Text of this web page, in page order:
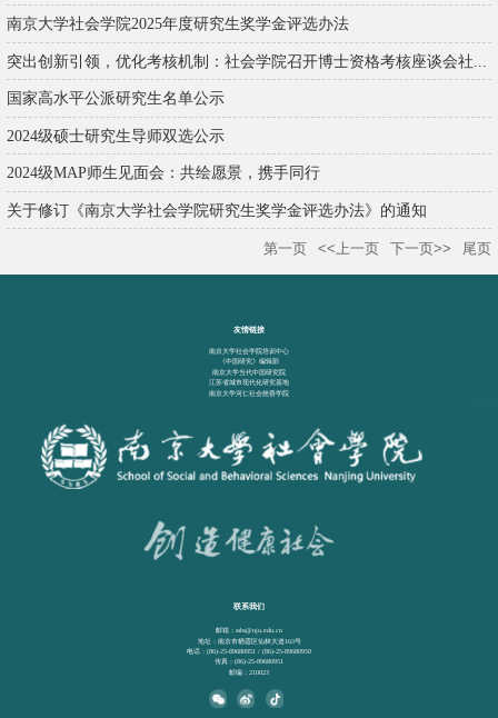
南京大学社会学院2025年度研究生奖学金评选办法
突出创新引领，优化考核机制：社会学院召开博士资格考核座谈会社...
国家高水平公派研究生名单公示
2024级硕士研究生导师双选公示
2024级MAP师生见面会：共绘愿景，携手同行
关于修订《南京大学社会学院研究生奖学金评选办法》的通知
第一页 <<上一页 下一页>> 尾页
友情链接
南京大学社会学院培训中心
《中国研究》编辑部
南京大学当代中国研究院
江苏省城市现代化研究基地
南京大学河仁社会慈善学院
联系我们
邮箱：ssbs@nju.edu.cn
地址：南京市栖霞区仙林大道163号
电话：(86)-25-89680951 / (86)-25-89680950
传真：(86)-25-89680951
邮编：210023